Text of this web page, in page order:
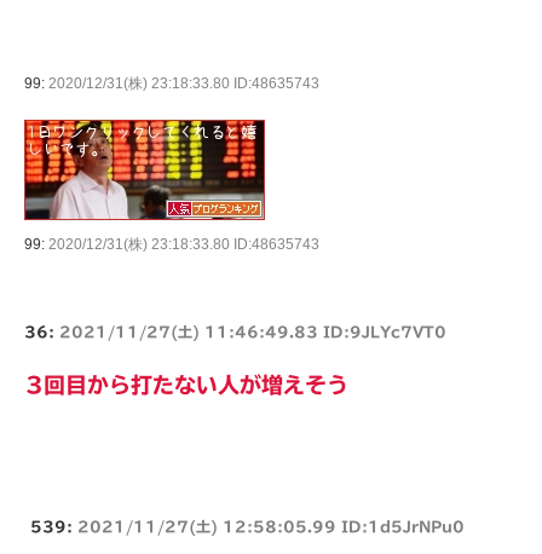
99: 2020/12/31(株) 23:18:33.80 ID:48635743
99: 2020/12/31(株) 23:18:33.80 ID:48635743
36: 2021/11/27(土) 11:46:49.83 ID:9JLYc7VT0
3回目から打たない人が増えそう
539: 2021/11/27(土) 12:58:05.99 ID:1d5JrNPu0